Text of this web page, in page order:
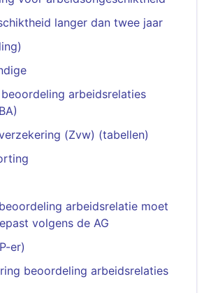
langer dan twee jaar
arbeidsrelaties
(Zvw) (tabellen)
arbeidsrelatie moet
volgens de AG
er)
beoordeling arbeidsrelaties